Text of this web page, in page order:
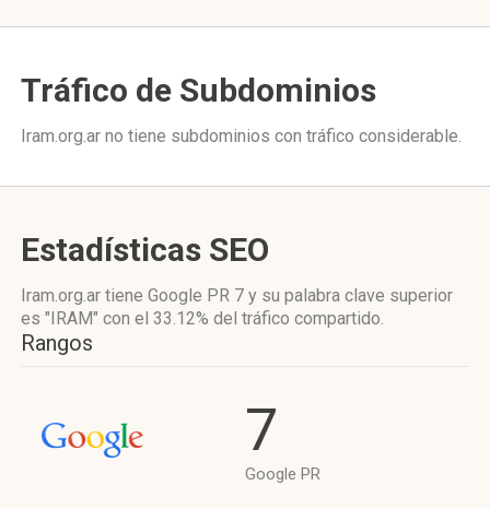
Tráfico de Subdominios
Iram.org.ar no tiene subdominios con tráfico considerable.
Estadísticas SEO
Iram.org.ar tiene Google PR 7 y su palabra clave superior
es "IRAM" con el 33.12% del tráfico compartido.
Rangos
7
Google PR